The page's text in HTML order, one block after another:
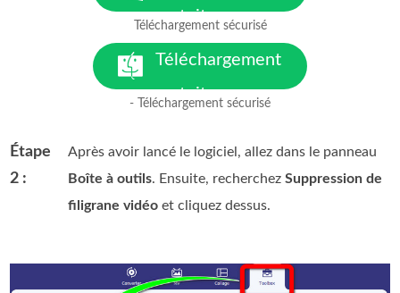
gratuit
pour Windows 7 ou version
Téléchargement sécurisé
Téléchargement
gratuit
pour macOS 10.7 ou version
- Téléchargement sécurisé
Étape
2 :
Après avoir lancé le logiciel, allez dans le panneau
Boîte à outils. Ensuite, recherchezSuppression de
filigrane vidéo et cliquez dessus.